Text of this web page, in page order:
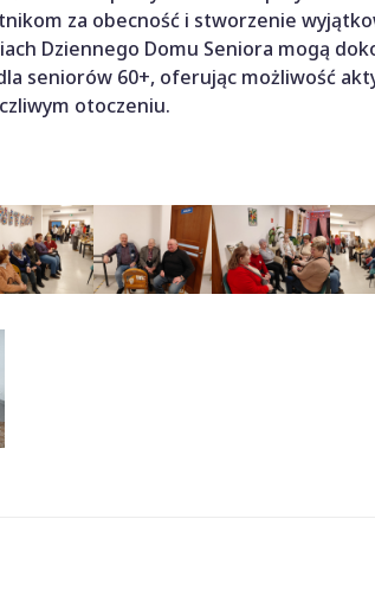
za obecność i stworzenie
Dziennego Domu Seniora mogą
seniorów 60+, oferując możliwość
otoczeniu.